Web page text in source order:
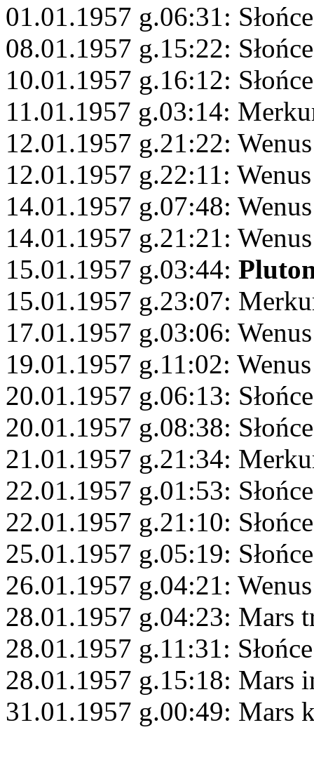
01.01.1957 g.06:31:
08.01.1957 g.15:22:
10.01.1957 g.16:12:
11.01.1957 g.03:14:
12.01.1957 g.21:22:
12.01.1957 g.22:11:
14.01.1957 g.07:48:
14.01.1957 g.21:21:
15.01.1957 g.03:44:
15.01.1957 g.23:07:
17.01.1957 g.03:06:
19.01.1957 g.11:02:
20.01.1957 g.06:13:
20.01.1957 g.08:38:
21.01.1957 g.21:34:
22.01.1957 g.01:53:
22.01.1957 g.21:10:
25.01.1957 g.05:19:
26.01.1957 g.04:21:
28.01.1957 g.04:23: Mars
28.01.1957 g.11:31:
28.01.1957 g.15:18: Mars
31.01.1957 g.00:49: Mars